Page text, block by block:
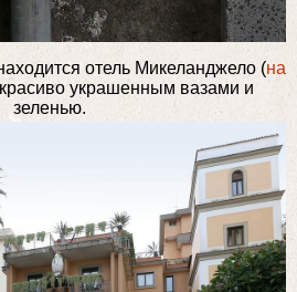
отель Микеланджело (на
украшенным вазами и
зеленью.